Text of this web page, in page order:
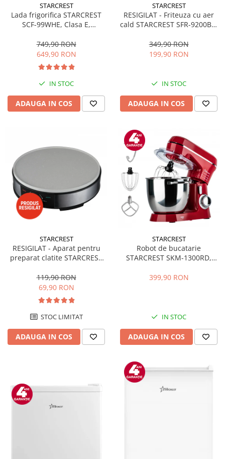
STARCREST
Lada frigorifica STARCREST
SCF-99WHE, Clasa E,
convertibil - functie frigider,
Termostat reglabil, Alb
749,90 RON
649,90 RON
IN STOC
ADAUGA IN COS
STARCREST
RESIGILAT - Friteuza cu aer
cald STARCREST SFR-9200BK,
Termostat 80 - 200 °C, 8
programe predefinite, Negru
349,90 RON
199,90 RON
IN STOC
ADAUGA IN COS
STARCREST
RESIGILAT - Aparat pentru
preparat clatite STARCREST
invelis ceramic antiaderent,
30 cm, Inox / Negru
119,90 RON
69,90 RON
STOC LIMITAT
ADAUGA IN COS
STARCREST
Robot de bucatarie
STARCREST SKM-1300RD,
Accesorii, 10 Viteze + Pulse,
399,90 RON
IN STOC
ADAUGA IN COS